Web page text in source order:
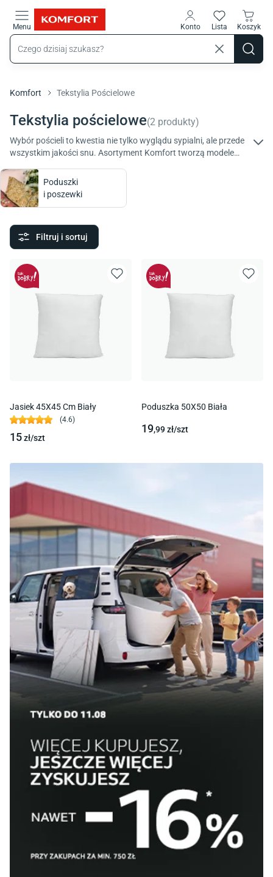
Menu Konto Lista Koszyk
Komfort Tekstylia Pościelowe
Tekstylia pościelowe(2 produkty)
Wybór pościeli to kwestia nie tylko wyglądu sypialni, ale przede
wszystkim jakości snu. Asortyment Komfort tworzą modele
kolorystyką. Połącz estetykę z przyjemnością snu!
Poduszki
i poszewki
Filtruj i sortuj
Jasiek 45X45 Cm Biały
(4.6)
15zł/szt
Poduszka 50X50 Biała
19,99zł/szt